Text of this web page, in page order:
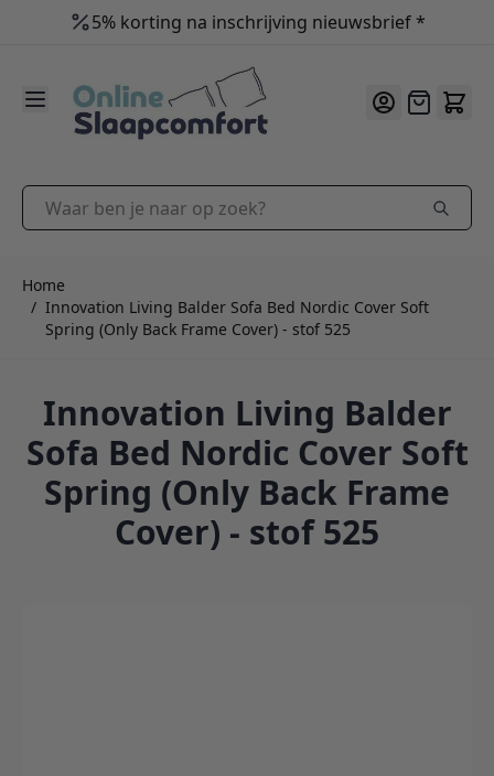
5% korting na inschrijving nieuwsbrief *
9.2 /10
Offerte
Waar ben je naar op zoek?
Home
/ Innovation Living Balder Sofa Bed Nordic Cover Soft
Spring (Only Back Frame Cover) - stof 525
Innovation Living Balder
Sofa Bed Nordic Cover Soft
Spring (Only Back Frame
Cover) - stof 525